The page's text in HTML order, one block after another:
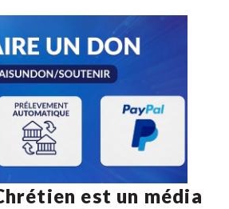
est un média